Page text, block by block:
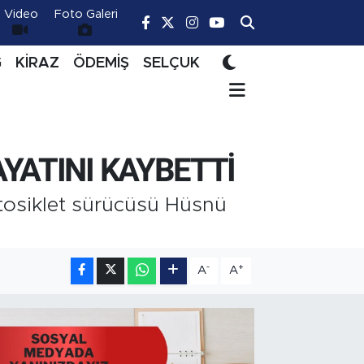
Video Foto Galeri
KİRAZ ÖDEMİŞ SELÇUK
KAYBETTİ
sürücüsü Hüsnü
A- A+